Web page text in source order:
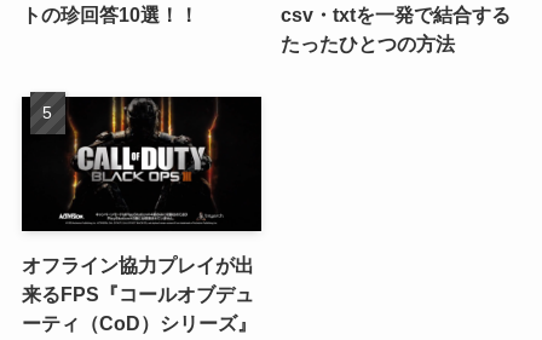
トの珍回答10選！！
csv・txtを一発で結合する
たったひとつの方法
オフライン協力プレイが出
来るFPS『コールオブデュ
ーティ（CoD）シリーズ』